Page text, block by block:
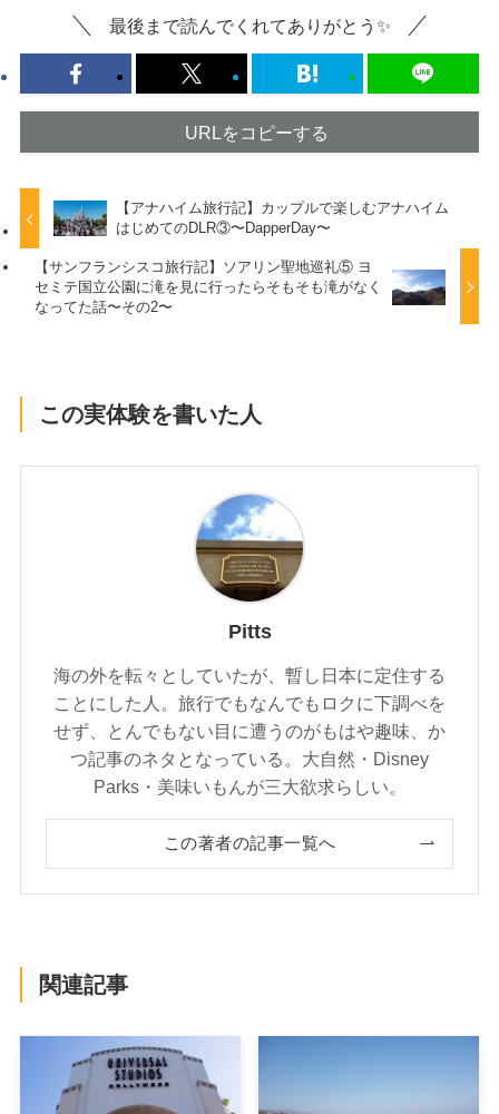
最後まで読んでくれてありがとう✨
URLをコピーする
【アナハイム旅行記】カップルで楽しむアナハイム
はじめてのDLR③〜DapperDay〜
【サンフランシスコ旅行記】ソアリン聖地巡礼⑤ ヨ
セミテ国立公園に滝を見に行ったらそもそも滝がなく
なってた話〜その2〜
この実体験を書いた人
Pitts
海の外を転々としていたが、暫し日本に定住する
ことにした人。旅行でもなんでもロクに下調べを
せず、とんでもない目に遭うのがもはや趣味、か
つ記事のネタとなっている。大自然・Disney
Parks・美味いもんが三大欲求らしい。
この著者の記事一覧へ
関連記事